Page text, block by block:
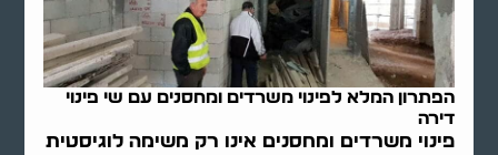
הפתרון המלא לפינוי משרדים ומחסנים עם שי פינוי
דירה
פינוי משרדים ומחסנים אינו רק משימה לוגיסטית